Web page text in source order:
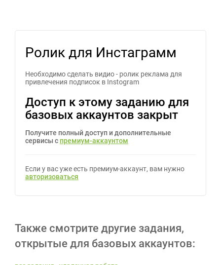
Ролик для Инстаграмм
Необходимо сделать видио - ролик реклама для
привлечения подписок в Instogram
Доступ к этому заданию для
базовых аккаунтов закрыт
Получите полный доступ и дополнительные
сервисы с премиум-аккаунтом
Если у вас уже есть премиум-аккаунт, вам нужно
авторизоваться
Также смотрите другие задания,
открытые для базовых аккаунтов: